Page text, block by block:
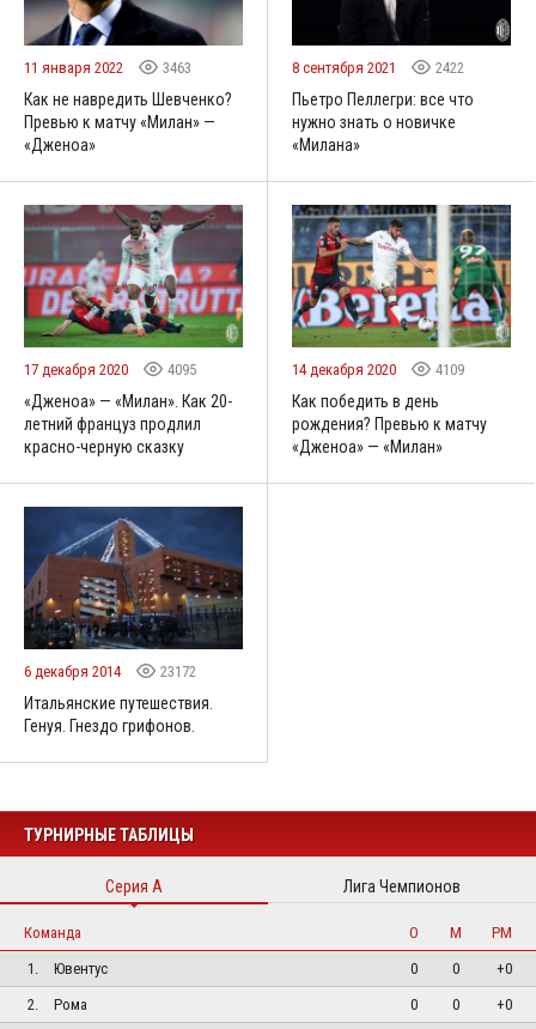
11 января 2022 3463
Как не навредить Шевченко?
Превью к матчу «Милан» —
«Дженоа»
8 сентября 2021 2422
Пьетро Пеллегри: все что
нужно знать о новичке
«Милана»
17 декабря 2020 4095
«Дженоа» — «Милан». Как 20-
летний француз продлил
красно-черную сказку
14 декабря 2020 4109
Как победить в день
рождения? Превью к матчу
«Дженоа» — «Милан»
6 декабря 2014 23172
Итальянские путешествия.
Генуя. Гнездо грифонов.
ТУРНИРНЫЕ ТАБЛИЦЫ
Серия А Лига Чемпионов
Команда О М
РМ
1.
Ювентус 0 0
+0
2.
Рома 0 0
+0